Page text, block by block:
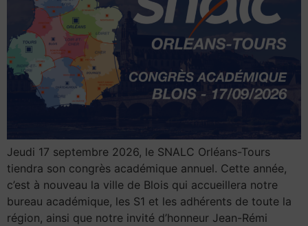
Jeudi 17 septembre 2026, le SNALC Orléans-Tours
tiendra son congrès académique annuel. Cette année,
c’est à nouveau la ville de Blois qui accueillera notre
bureau académique, les S1 et les adhérents de toute la
région, ainsi que notre invité d’honneur Jean-Rémi